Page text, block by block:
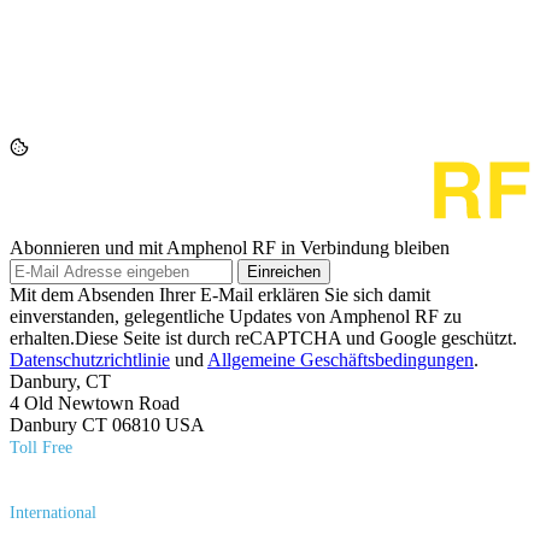
Abonnieren und mit Amphenol RF in Verbindung bleiben
Einreichen
Mit dem Absenden Ihrer E-Mail erklären Sie sich damit
einverstanden, gelegentliche Updates von Amphenol RF zu
erhalten.Diese Seite ist durch reCAPTCHA und Google geschützt.
Datenschutzrichtlinie und Allgemeine Geschäftsbedingungen.
Danbury, CT
4 Old Newtown Road
Danbury CT 06810 USA
Toll Free
International